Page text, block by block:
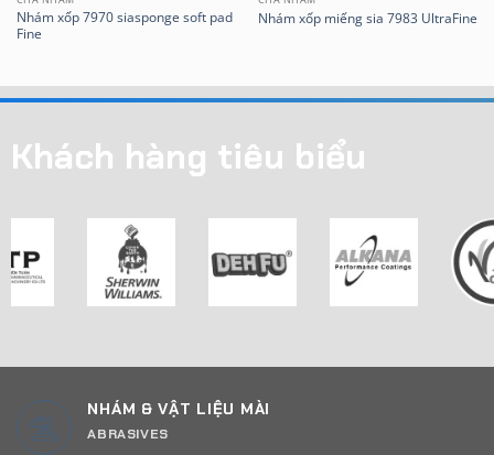
Nhám xốp 7970 siasponge soft pad
Fine
Nhám xốp miếng sia 7983 UltraFine
Khách hàng tiêu biểu
NHÁM & VẬT LIỆU MÀI
ABRASIVES